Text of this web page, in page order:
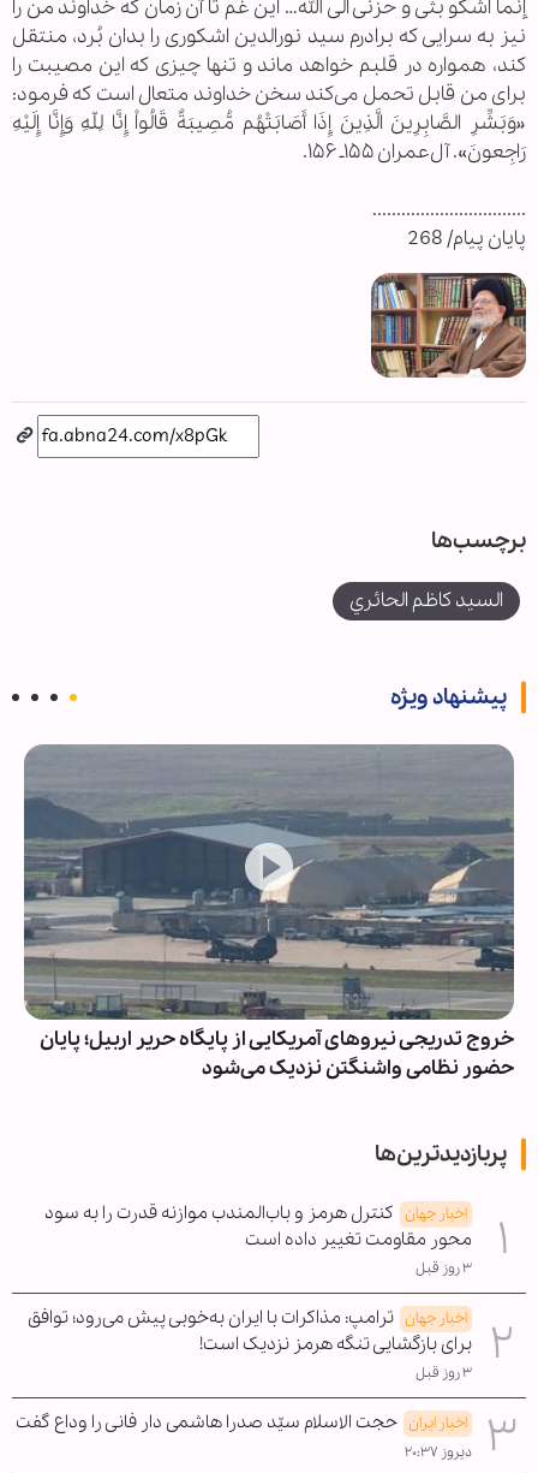
إنما اشکو بثی و حزنی الی الله… این غم تا آن زمان که خداوند من را
نیز به سرایی که برادرم سید نورالدین اشکوری را بدان بُرد، منتقل
کند، همواره در قلبم خواهد ماند و تنها چیزی که این مصیبت را
برای من قابل تحمل می‌کند سخن خداوند متعال است که فرمود:
«وَبَشِّرِ الصَّابِرِينَ الَّذِينَ إِذَا أَصَابَتْهُم مُّصِيبَةٌ قَالُواْ إِنَّا لِلّهِ وَإِنَّا إِلَيْهِ
رَاجِعونَ». آل‌عمران ١۵۵ـ ١۵۶.
................................
پایان پیام/ 268
برچسب‌ها
السید کاظم الحائري
پیشنهاد ویژه
خروج تدریجی نیروهای آمریکایی از پایگاه حریر اربیل؛ پایان
حضور نظامی واشنگتن نزدیک می‌شود
پربازدیدترین‌ها
اخبار جهان کنترل هرمز و باب‌المندب موازنه قدرت را به سود
محور مقاومت تغییر داده است
۳ روز قبل
اخبار جهان ترامپ: مذاکرات با ایران به‌خوبی پیش می‌رود؛ توافق
برای بازگشایی تنگه هرمز نزدیک است!
۳ روز قبل
اخبار ایران حجت الاسلام سیّد صدرا هاشمی دار فانی را وداع گفت
دیروز ۲۰:۳۷